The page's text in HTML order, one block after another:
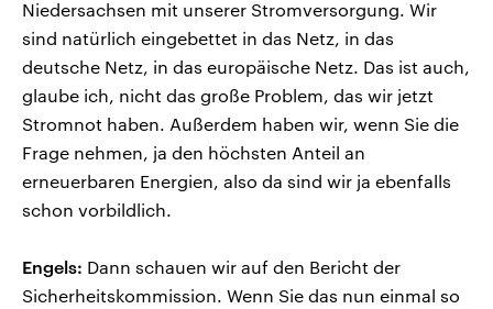
Niedersachsen mit unserer Stromversorgung. Wir
sind natürlich eingebettet in das Netz, in das
deutsche Netz, in das europäische Netz. Das ist auch,
glaube ich, nicht das große Problem, das wir jetzt
Stromnot haben. Außerdem haben wir, wenn Sie die
Frage nehmen, ja den höchsten Anteil an
erneuerbaren Energien, also da sind wir ja ebenfalls
schon vorbildlich.
Engels: Dann schauen wir auf den Bericht der
Sicherheitskommission. Wenn Sie das nun einmal so